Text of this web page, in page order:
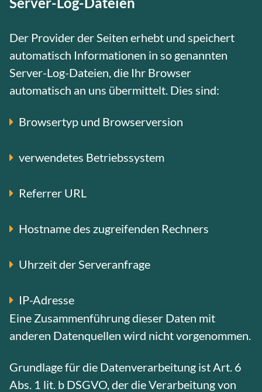
Der Provider der Seiten erhebt und speichert
automatisch Informationen in so genannten
Server-Log-Dateien, die Ihr Browser
automatisch an uns übermittelt. Dies sind:
Browsertyp und Browserversion
verwendetes Betriebssystem
Referrer URL
Hostname des zugreifenden Rechners
Uhrzeit der Serveranfrage
IP-Adresse
Eine Zusammenführung dieser Daten mit
anderen Datenquellen wird nicht vorgenommen.
Grundlage für die Datenverarbeitung ist Art. 6
Abs. 1 lit. b DSGVO, der die Verarbeitung von